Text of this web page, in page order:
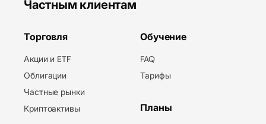
Частным клиентам
Торговля
Акции и ETF
Облигации
Частные рынки
Криптоактивы
Обучение
FAQ
Тарифы
Планы